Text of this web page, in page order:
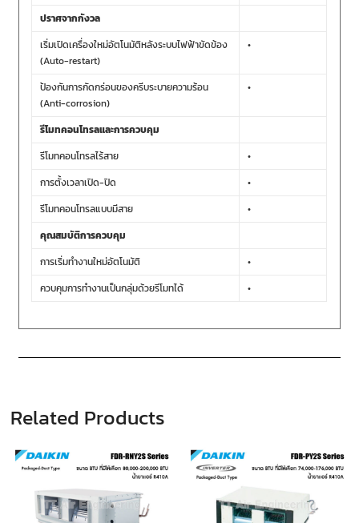
ปราศจากกังวล
เริ่มเปิดเครื่องใหม่อัตโนมัติหลังระบบไฟฟ้าขัดข้อง
(Auto-restart)
•
ป้องกันการกัดกร่อนของครีบระบายความร้อน
(Anti-corrosion)
•
รีโมทคอนโทรลและการควบคุม
รีโมทคอนโทรลไร้สาย
•
การตั้งเวลาเปิด-ปิด
•
รีโมทคอนโทรลแบบมีสาย
•
คุณสมบัติการควบคุม
การเริ่มทำงานใหม่อัตโนมัติ
•
ควบคุมการทำงานเป็นกลุ่มด้วยรีโมทได้
•
Related Products